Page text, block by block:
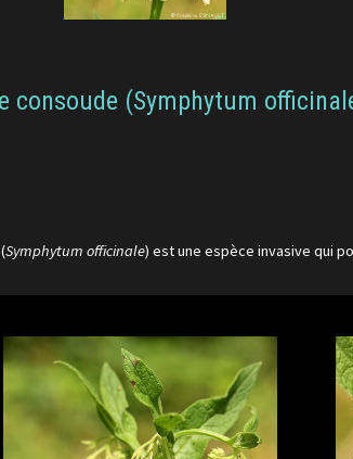
consoude (Symphytum
(Symphytum officinale) est une espèce invasive qui